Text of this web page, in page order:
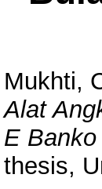
Mukhti,
Alat
E
thesis,